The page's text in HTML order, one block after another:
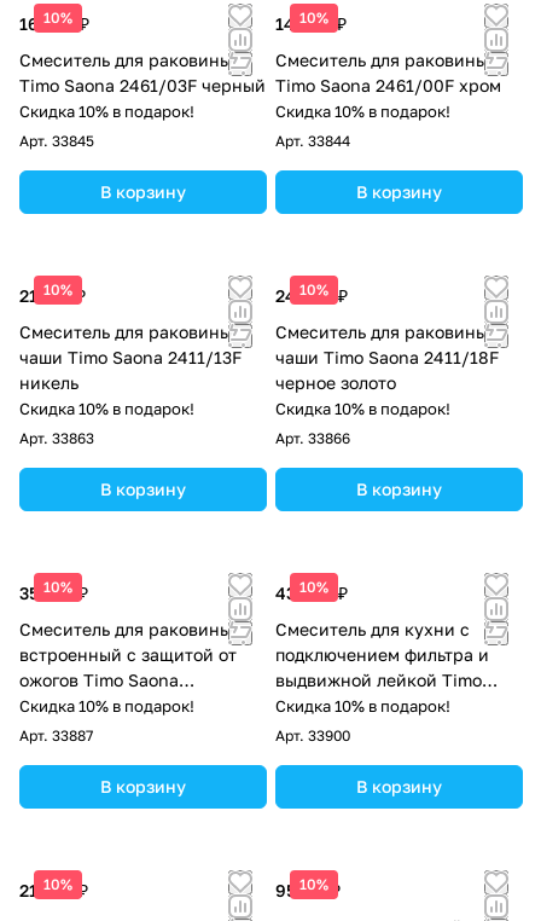
10%
16 092 ₽
Смеситель для раковины
Timo Saona 2461/03F черный
Скидка 10% в подарок!
Арт. 33845
В корзину
10%
14 460 ₽
Смеситель для раковины
Timo Saona 2461/00F хром
Скидка 10% в подарок!
Арт. 33844
В корзину
10%
21 223 ₽
Смеситель для раковины-
чаши Timo Saona 2411/13F
никель
Скидка 10% в подарок!
Арт. 33863
В корзину
10%
24 488 ₽
Смеситель для раковины-
чаши Timo Saona 2411/18F
черное золото
Скидка 10% в подарок!
Арт. 33866
В корзину
10%
35 019 ₽
Смеситель для раковины
встроенный с защитой от
ожогов Timo Saona
2391/03SM черный
Скидка 10% в подарок!
Арт. 33887
В корзину
10%
43 084 ₽
Смеситель для кухни с
подключением фильтра и
выдвижной лейкой Timo
Saona 2356/13FL никель
Скидка 10% в подарок!
Арт. 33900
В корзину
10%
21 859 ₽
10%
95 711 ₽